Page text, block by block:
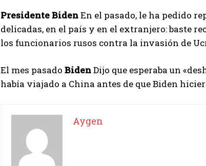
Presidente BidenEn el pasado, le ha pedido
delicadas, en el país y en el extranjero: baste
los funcionarios rusos contra la invasión de
El mes pasado BidenDijo que esperaba un
había viajado a China antes de que Biden
Aygen